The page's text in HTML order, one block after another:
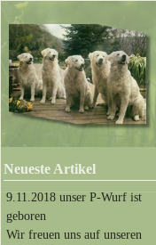
Neueste Artikel
9.11.2018 unser P-Wurf ist
geboren
Wir freuen uns auf unseren